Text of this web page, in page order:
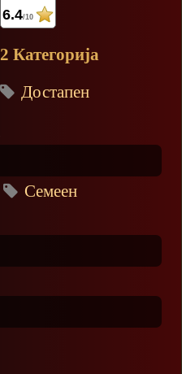
6.4/10
2 Категорија
Достапен
Семеен